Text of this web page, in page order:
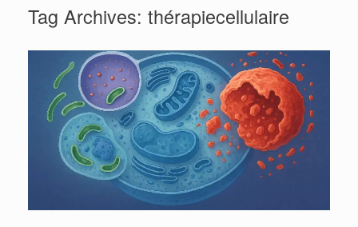
Tag Archives: thérapiecellulaire